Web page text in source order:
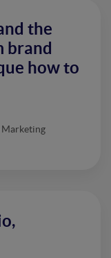
the
brand
how to
Marketing